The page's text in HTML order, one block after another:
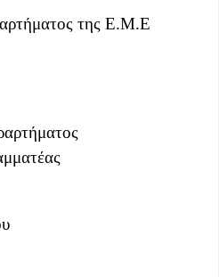
της Ε.Μ.Ε
Παραρτήματος